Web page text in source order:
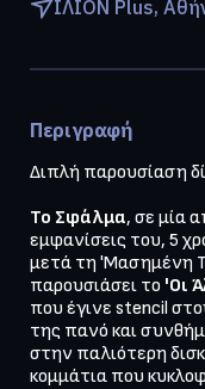
ΙΛΙΟΝ Plus,
Περιγραφή
Διπλή παρουσίαση
Το Σφάλμα, σε μία
εμφανίσεις του, 5
μετά τη 'Μασημένη
παρουσιάσει το 'Οι
που έγινε stencil
της πανό και
στην παλιότερη
κομμάτια που